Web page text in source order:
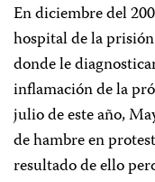
En diciembre del
hospital de la
donde le
inflamación de la
julio de este año,
de hambre en
resultado de ello